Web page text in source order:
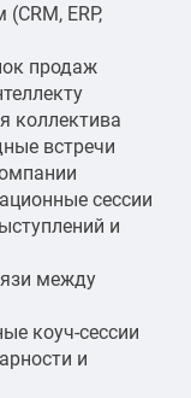
ERP,
продаж
коллектива
встречи
сессии
и
между
коуч-сессии
и